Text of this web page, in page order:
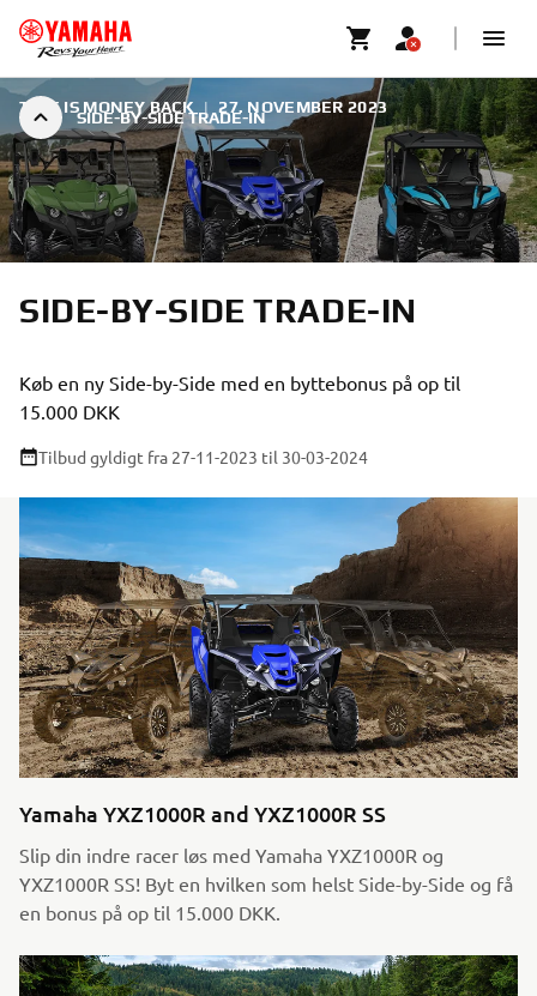
SIDE-BY-SIDE TRADE-IN
TIME IS MONEY BACK | 27. NOVEMBER 2023
SIDE-BY-SIDE TRADE-IN
Køb en ny Side-by-Side med en byttebonus på op til
15.000 DKK
Tilbud gyldigt fra 27-11-2023 til 30-03-2024
Yamaha YXZ1000R and YXZ1000R SS
Slip din indre racer løs med Yamaha YXZ1000R og
YXZ1000R SS! Byt en hvilken som helst Side-by-Side og få
en bonus på op til 15.000 DKK.